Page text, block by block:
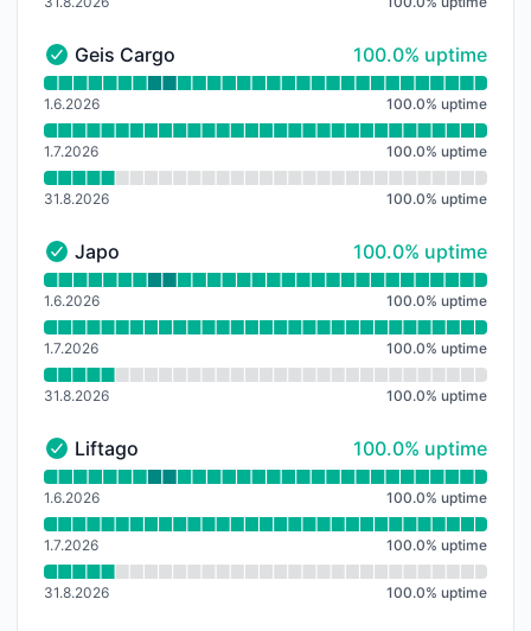
Geis Cargo - Funkční
Geis Cargo 100% - uptime
100.0% uptime
Přečtěte si graf doby provozuschopnosti pro Geis
1.6.2026 100.0% uptime
1.7.2026 100.0% uptime
31.8.2026 100.0% uptime
Japo - Funkční
Japo 100% - uptime
100.0% uptime
Přečtěte si graf doby provozuschopnosti pro Japo
1.6.2026 100.0% uptime
1.7.2026 100.0% uptime
31.8.2026 100.0% uptime
Liftago - Funkční
Liftago 100% - uptime
100.0% uptime
Přečtěte si graf doby provozuschopnosti pro Liftago
1.6.2026 100.0% uptime
1.7.2026 100.0% uptime
31.8.2026 100.0% uptime